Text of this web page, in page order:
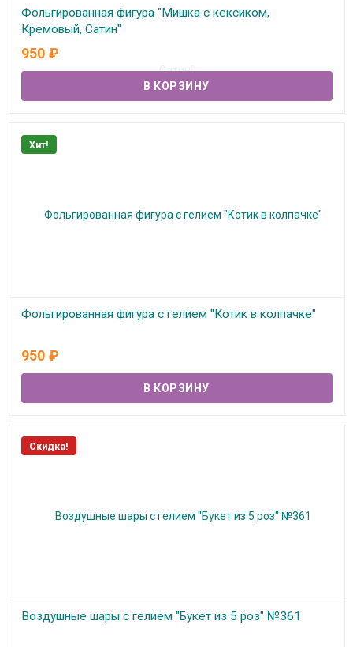
Фольгированная фигура "Мишка с кексиком,
Кремовый, Сатин"
В наличии
950 ₽
Хит!
Фольгированная фигура с гелием "Котик в колпачке"
950 ₽
Скидка!
Воздушные шары с гелием "Букет из 5 роз" №361